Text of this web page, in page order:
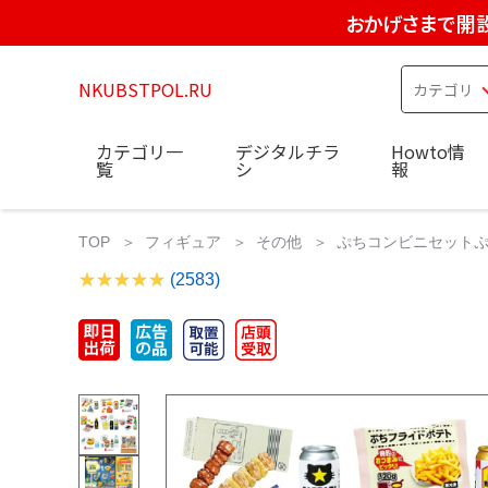
おかげさまで開
NKUBSTPOL.RU
カテゴリ一
覧
デジタルチラ
シ
Howto情
報
TOP フィギュア その他 ぷちコンビニセット
(2583)